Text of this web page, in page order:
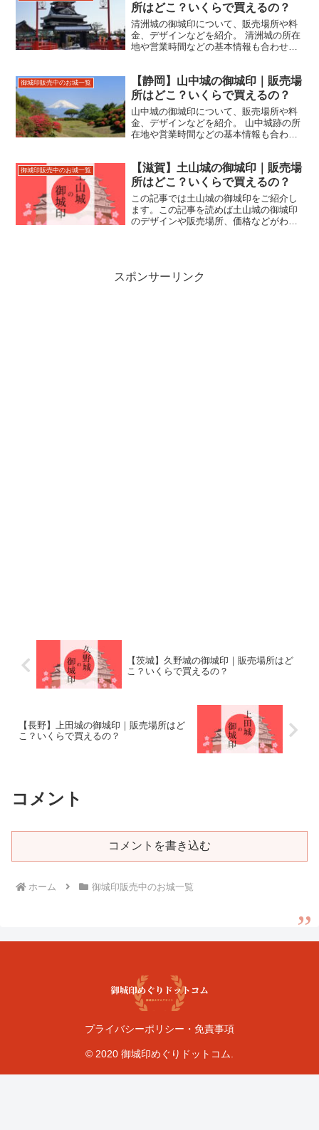
所はどこ？いくらで買えるの？
清洲城の御城印について、販売場所や料
金、デザインなどを紹介。 清洲城の所在
地や営業時間などの基本情報も合わせて
御城印販売中のお城一覧
【静岡】山中城の御城印｜販売場
所はどこ？いくらで買えるの？
山中城の御城印について、販売場所や料
金、デザインなどを紹介。 山中城跡の所
在地や営業時間などの基本情報も合わせ
御城印販売中のお城一覧
【滋賀】土山城の御城印｜販売場
所はどこ？いくらで買えるの？
この記事では土山城の御城印をご紹介し
ます。この記事を読めば土山城の御城印
のデザインや販売場所、価格などがわか
スポンサーリンク
【茨城】久野城の御城印｜販売場所はど
こ？いくらで買えるの？
【長野】上田城の御城印｜販売場所はど
こ？いくらで買えるの？
コメント
コメントを書き込む
ホーム 御城印販売中のお城一覧
プライバシーポリシー・免責事項
© 2020 御城印めぐりドットコム.